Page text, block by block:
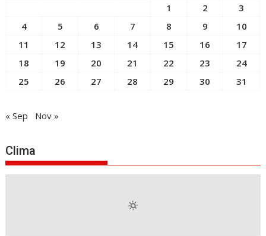
1
2
3
4
5 6 7 8 9
10
11
12 13 14 15 16
17
18
19 20 21 22 23
24
25
26 27 28 29 30 31
« Sep Nov »
Clima